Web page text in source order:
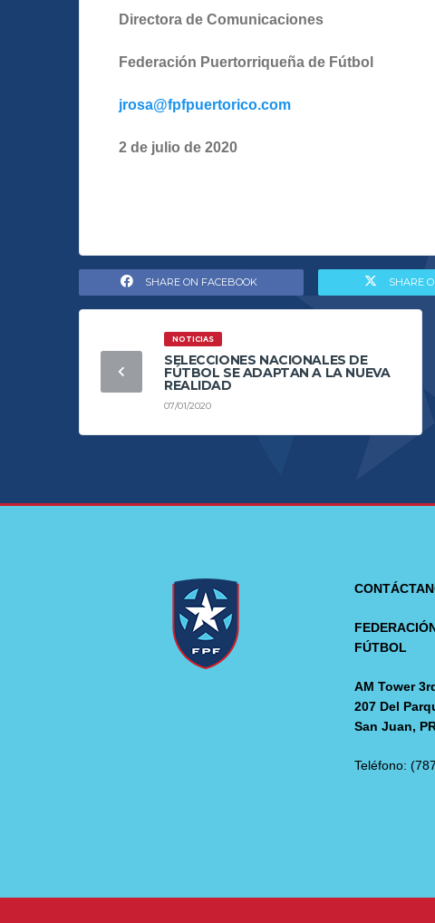
Directora de Comunicaciones
Federación Puertorriqueña de Fútbol
jrosa@fpfpuertorico.com
2 de julio de 2020
SHARE ON FACEBOOK SHARE
NOTICIAS
SELECCIONES NACIONALES DE
FÚTBOL SE ADAPTAN A LA NUEVA
REALIDAD
07/01/2020
FÚTBOL
AM Tower
207 Del
San Juan,
Teléfono: